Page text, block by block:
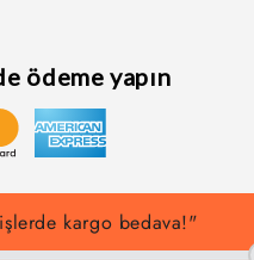
ödeme yapın
kargo bedava!"